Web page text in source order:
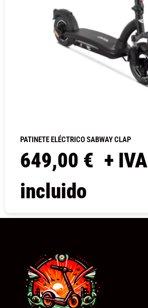
PATINETE ELÉCTRICO SABWAY CLAP
649,00 € + IVA
incluido